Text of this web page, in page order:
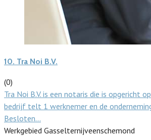
10. Tra Noi B.V.
(0)
Tra Noi B.V. is een notaris die is opgericht
bedrijf telt 1 werknemer en de
Besloten…
Werkgebied Gasselternijveenschemond